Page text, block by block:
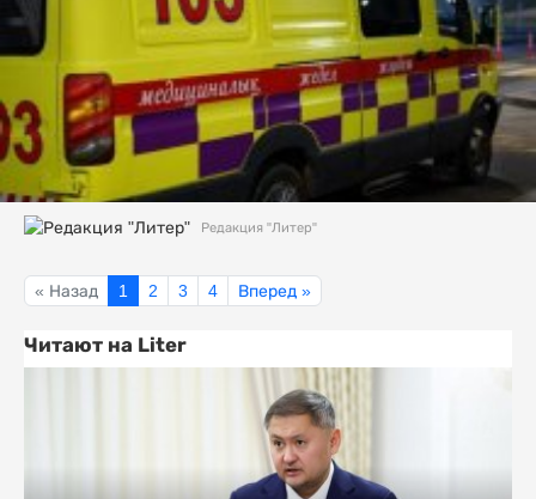
Редакция "Литер"
« Назад 1 2 3 4 Вперед »
Читают на Liter